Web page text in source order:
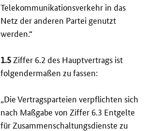
Telekommunikationsverkehr in das
Netz der anderen Partei genutzt
werden.“
1.5 Ziffer 6.2 des Hauptvertrags ist
folgendermaßen zu fassen:
„Die Vertragsparteien verpflichten sich
nach Maßgabe von Ziffer 6.3 Entgelte
für Zusammenschaltungsdienste zu